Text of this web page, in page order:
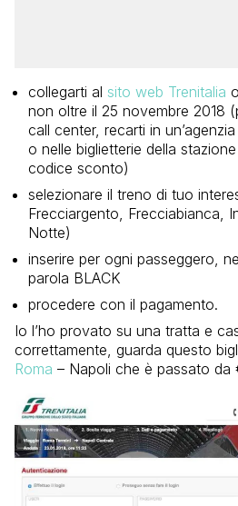
collegarti al sito web Trenitalia
non oltre il 25 novembre 2018
call center, recarti in
o nelle biglietterie della
codice sconto)
selezionare il treno di tuo
Frecciargento, Frecciabianca,
Notte)
inserire per ogni passeggero,
parola BLACK
procedere con il pagamento.
Io l’ho provato su una tratta e
correttamente, guarda questo
Roma – Napoli che è passato da